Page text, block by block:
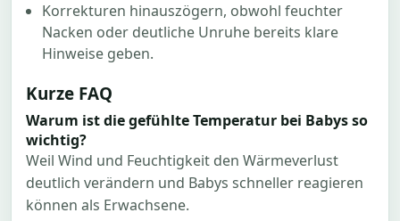
Korrekturen hinauszögern, obwohl feuchter
Nacken oder deutliche Unruhe bereits klare
Hinweise geben.
Kurze FAQ
Warum ist die gefühlte Temperatur bei Babys so
wichtig?
Weil Wind und Feuchtigkeit den Wärmeverlust
deutlich verändern und Babys schneller reagieren
können als Erwachsene.